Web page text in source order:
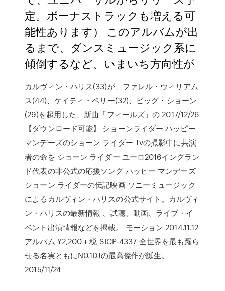
定。ボーナストラックも増える可
能性あります） このアルバムが出
るまで、ダンスミュージック系に
傾倒するなど、いまいち方向性が
カルヴィン・ハリス(33)が、ファレル・ウィリアム
ス(44)、ケイティ・ペリー(32)、ビッグ・ショーン
(29)を起用した、新曲「フィールズ」の 2017/12/26
【ダウンロード可能】 ショーンライダー ハッピー
マンデーズのショーン ライダー Tvの撮影中に共演
者の命を ショーン ライダー ユーロ2016イングラン
ド代表の非公式の応援ソング ハッピー マンデーズ
ショーン ライダーの伝記映画 ソニーミュージック
によるカルヴィン・ハリスの公式サイト。カルヴィ
ン・ハリスの最新情報 、試聴、動画、ライブ・イ
ベント出演情報などを掲載。 モーション 2014.11.12
アルバム ¥2,200＋税 SICP-4337 全世界を最も躍ら
せる名実ともにN0.1DJの最高傑作が誕生。
2015/11/24